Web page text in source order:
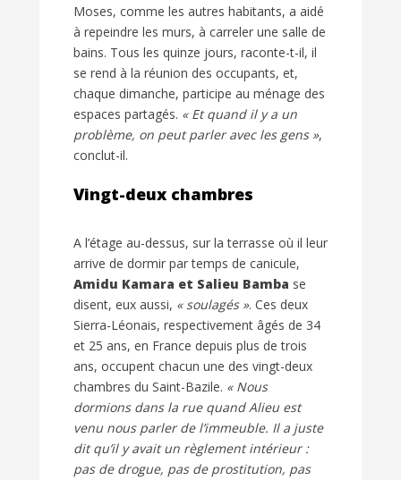
Moses, comme les autres habitants, a aidé
à repeindre les murs, à carreler une salle de
bains. Tous les quinze jours, raconte-t-il, il
se rend à la réunion des occupants, et,
chaque dimanche, participe au ménage des
espaces partagés. « Et quand il y a un
problème, on peut parler avec les gens »,
conclut-il.
Vingt-deux chambres
A l’étage au-dessus, sur la terrasse où il leur
arrive de dormir par temps de canicule,
Amidu Kamara et Salieu Bamba se
disent, eux aussi, « soulagés ». Ces deux
Sierra-Léonais, respectivement âgés de 34
et 25 ans, en France depuis plus de trois
ans, occupent chacun une des vingt-deux
chambres du Saint-Bazile. « Nous
dormions dans la rue quand Alieu est
venu nous parler de l’immeuble. Il a juste
dit qu’il y avait un règlement intérieur :
pas de drogue, pas de prostitution, pas